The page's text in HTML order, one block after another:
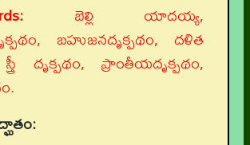
బెల్లి యాదయ్య,
బహుజనదృక్పథం, దళిత
దృక్పథం, ప్రాంతీయదృక్పథం,